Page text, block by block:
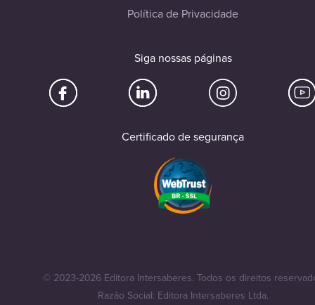
Política de Privacidade
Siga nossas páginas
Certificado de segurança
© 2023-2026 Editora Intersaberes. Todos os direitos
Razão Social: Editora Intersaberes Ltda.